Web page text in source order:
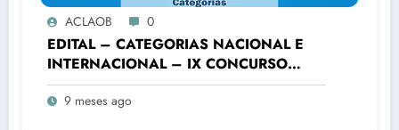
ACLAOB 0
EDITAL – CATEGORIAS NACIONAL E
INTERNACIONAL – IX CONCURSO
LITERÁRIO “CIDADE DE OURO
BRANCO”
9 meses ago